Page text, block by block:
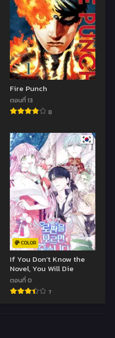
Fire Punch
ตอนที่ 13
8
COLOR
If You Don’t Know the
Novel, You Will Die
ตอนที่ 0
7